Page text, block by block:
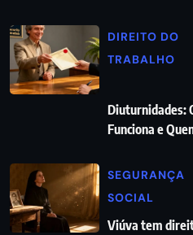
DIREITO DO
TRABALHO
Diuturnidades:
Funciona e
SEGURANÇA
SOCIAL
Viúva tem